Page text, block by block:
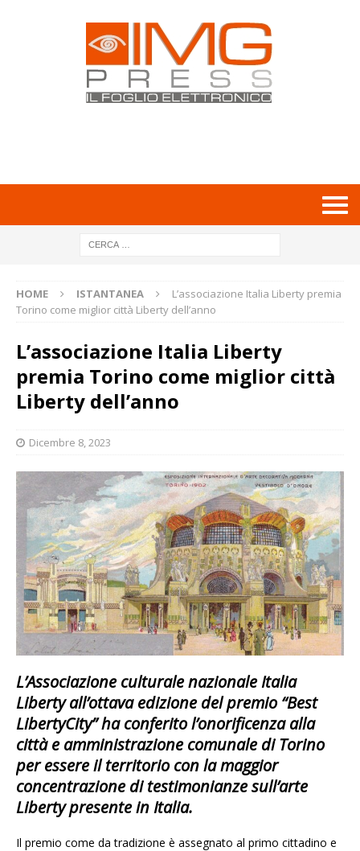
HOME ISTANTANEA
L’associazione Italia Liberty premia
Torino come miglior città Liberty dell’anno
L’associazione Italia Liberty
premia Torino come miglior città
Liberty dell’anno
Dicembre 8, 2023
L’Associazione culturale nazionale Italia
Liberty all’ottava edizione del premio “Best
LibertyCity” ha conferito l’onorificenza alla
città e amministrazione comunale di Torino
per essere il territorio con la maggior
concentrazione di testimonianze sull’arte
Liberty presente in Italia.
Il premio come da tradizione è assegnato al primo cittadino e